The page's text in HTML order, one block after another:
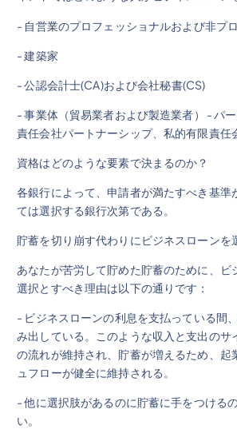
- 自営業のプロフェッショナルおよび非プ
- 建築家
- 公認会計士(CA)および会社秘書(CS)
- 事業体（貿易業者および製造業者） - パ
責任会社パートナーシップ、私的有限責任
資格はどのような要素で決まるのか？
各銀行によって、申請者が満たすべき基準
ては選択する銀行次第である。
貯蓄を切り崩す代わりにビジネスローンを
あなたが苦労して貯めた貯蓄のために、ビ
選択とすべき理由は以下の通りです：
- ビジネスローンの利息を支払っている間
み出している。このような収入と支出のサ
の流れが維持され、貯蓄が増えるため、起
ュフローが健全に維持される。
- 他に選択肢があるのに貯蓄に手をつける
い。